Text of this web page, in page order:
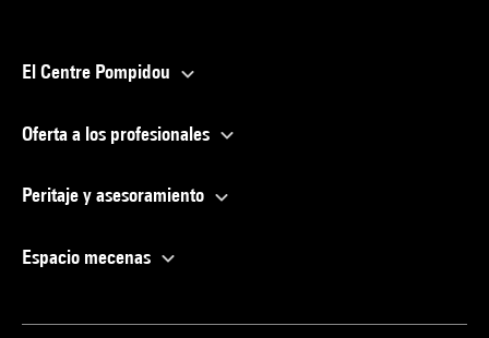
El Centre Pompidou
Oferta a los profesionales
Peritaje y asesoramiento
Espacio mecenas